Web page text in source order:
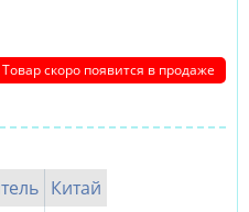
Товар скоро появится в продаже
Китай